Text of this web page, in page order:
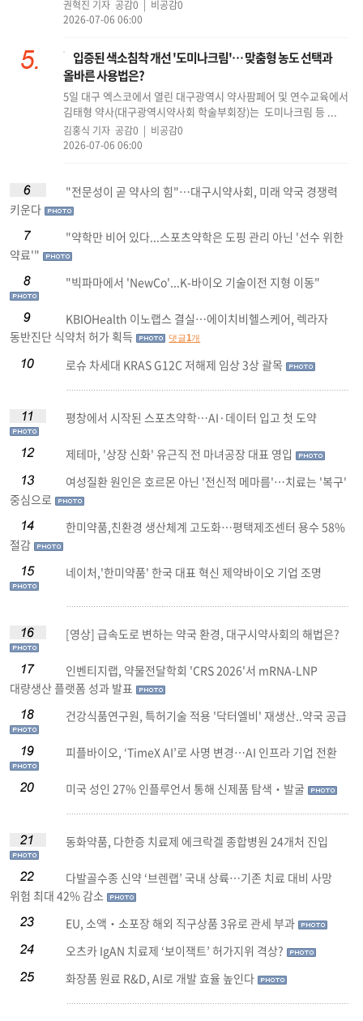
권혁진 기자 공감0 | 비공감0
2026-07-06 06:00
입증된 색소침착 개선 '도미나크림'… 맞춤형 농도 선택과
올바른 사용법은?
5일 대구 엑스코에서 열린 대구광역시 약사팜페어 및 연수교육에서
김태형 약사(대구광역시약사회 학술부회장)는 도미나크림 등 ...
김홍식 기자 공감0 | 비공감0
2026-07-06 06:00
"전문성이 곧 약사의 힘"…대구시약사회, 미래 약국 경쟁력
키운다
"약학만 비어 있다...스포츠약학은 도핑 관리 아닌 '선수 위한
약료'"
"빅파마에서 'NewCo'...K-바이오 기술이전 지형 이동"
KBIOHealth 이노랩스 결실…에이치비헬스케어, 렉라자
동반진단 식약처 허가 획득
댓글1개
로슈 차세대 KRAS G12C 저해제 임상 3상 괄목
평창에서 시작된 스포츠약학…AI·데이터 입고 첫 도약
제테마, '상장 신화' 유근직 전 마녀공장 대표 영입
여성질환 원인은 호르몬 아닌 '전신적 메마름'…치료는 '복구'
중심으로
한미약품,친환경 생산체계 고도화…평택제조센터 용수 58%
절감
네이처,'한미약품' 한국 대표 혁신 제약바이오 기업 조명
[영상] 급속도로 변하는 약국 환경, 대구시약사회의 해법은?
인벤티지랩, 약물전달학회 'CRS 2026'서 mRNA-LNP
대량생산 플랫폼 성과 발표
건강식품연구원, 특허기술 적용 '닥터엘비' 재생산..약국 공급
피플바이오, ‘TimeX AI’로 사명 변경…AI 인프라 기업 전환
미국 성인 27% 인플루언서 통해 신제품 탐색‧발굴
동화약품, 다한증 치료제 에크락겔 종합병원 24개처 진입
다발골수종 신약 ‘브렌랩’ 국내 상륙…기존 치료 대비 사망
위험 최대 42% 감소
EU, 소액‧소포장 해외 직구상품 3유로 관세 부과
오츠카 IgAN 치료제 ‘보이잭트’ 허가지위 격상?
화장품 원료 R&D, AI로 개발 효율 높인다